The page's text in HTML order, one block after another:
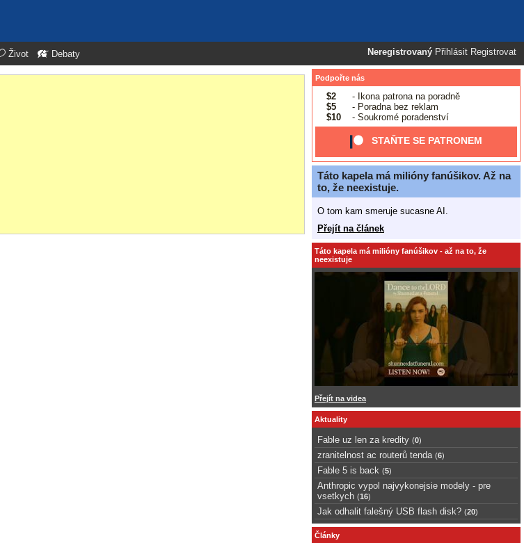
Neregistrovaný Přihlásit Registrovat
Život Debaty
Podpořte nás
$2
- Ikona patrona na poradně
$5
- Poradna bez reklam
$10
- Soukromé poradenství
STAŇTE SE PATRONEM
Táto kapela má milióny fanúšikov. Až na
to, že neexistuje.
O tom kam smeruje sucasne AI.
Přejít na článek
Táto kapela má milióny fanúšikov - až na to, že
neexistuje
Přejít na videa
Aktuality
Fable uz len za kredity (0)
zranitelnost ac routerů tenda (6)
Fable 5 is back (5)
Anthropic vypol najvykonejsie modely - pre
vsetkych (16)
Jak odhalit falešný USB flash disk? (20)
Články